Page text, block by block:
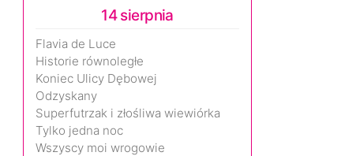
14 sierpnia
Flavia de Luce
Historie równoległe
Koniec Ulicy Dębowej
Odzyskany
Superfutrzak i złośliwa wiewiórka
Tylko jedna noc
Wszyscy moi wrogowie